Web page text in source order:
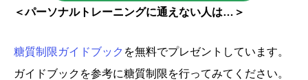
＜パーソナルトレーニングに通えない人は…＞
糖質制限ガイドブック を無料でプレゼントしています。
ガイドブックを参考に糖質制限を行ってみてください。